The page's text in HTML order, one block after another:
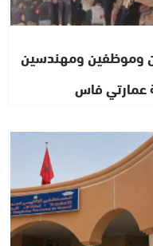
وموظفين ومهندسين
عمارتي فاس